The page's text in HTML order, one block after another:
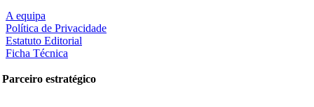
A equipa
Política de Privacidade
Estatuto Editorial
Ficha Técnica
Parceiro estratégico